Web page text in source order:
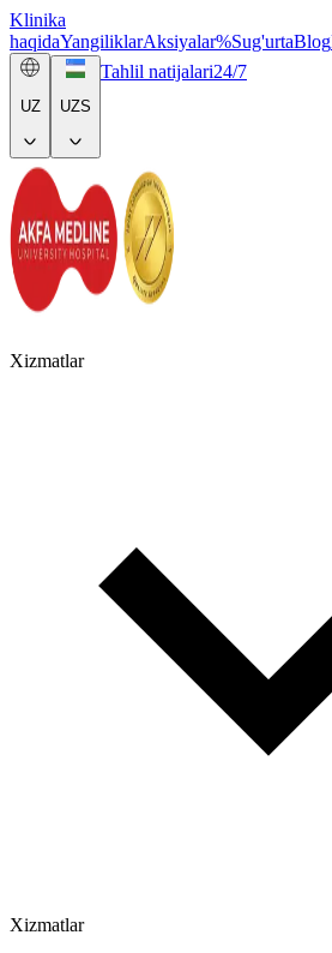
Klinika
haqidaYangiliklarAksiyalar%Sug'urtaBlog
UZ UZS
Tahlil natijalari24/7
Xizmatlar
Xizmatlar